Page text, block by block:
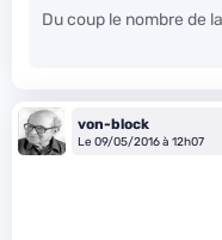
Du coup le nombre de
von-block
Le 09/05/2016 à 12h07